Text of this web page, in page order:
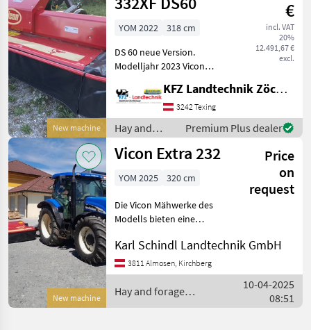
New machine
€
incl. VAT
20%
12.491,67 €
excl.
YOM 2022
318 cm
DS 60 neue Version.
Modelljahr 2023 Vicon
Schwadzusammenführung
-Schwadbreite 1m, 1, 15m,
1, 3m, oder Breitablage 2,
2m -
Klingenschnellwechsler
KFZ Landtechnik Zöchbauer GmbH
3242 Texing
Hay and
forage
equipment /
Premium Plus dealer
New machine
Vicon Extra 232
Price
on
request
YOM 2025 320 cm
Die Vicon Mähwerke des
Modells bieten eine
effizientes und präzises
Mähen. Dieses spezielle
Modell beeindruckt mit
einer Arbeitsbreite von 3
Karl Schindl Landtechnik GmbH
3811 Almosen, Kirchberg
Hay and forage
equipment / Vicon
10-04-2025
08:51